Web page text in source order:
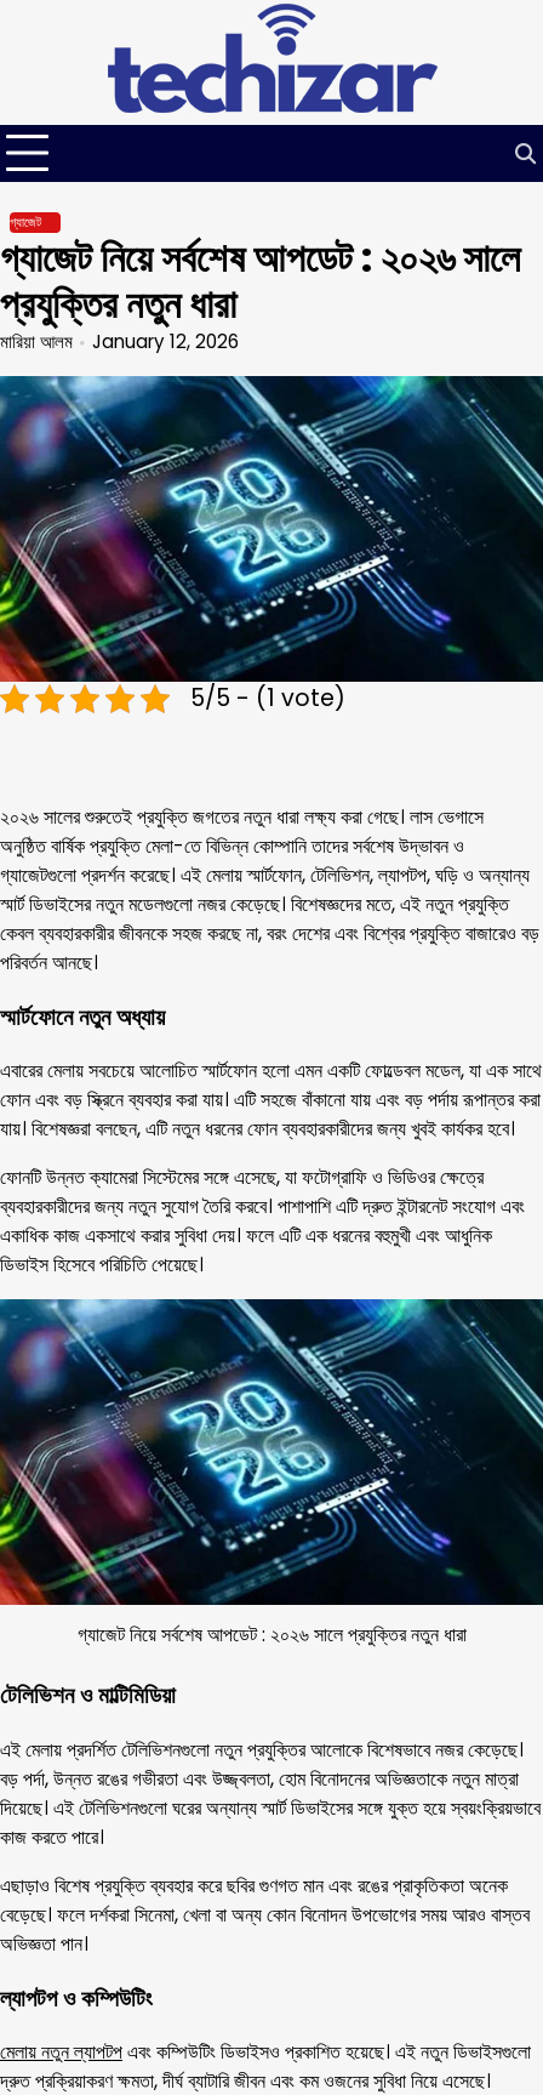
গ্যাজেট
গ্যাজেট নিয়ে সর্বশেষ আপডেট : ২০২৬ সালে
প্রযুক্তির নতুন ধারা
মারিয়া আলম January 12, 2026
5/5 - (1 vote)
২০২৬ সালের শুরুতেই প্রযুক্তি জগতের নতুন ধারা লক্ষ্য করা গেছে। লাস ভেগাসে
অনুষ্ঠিত বার্ষিক প্রযুক্তি মেলা-তে বিভিন্ন কোম্পানি তাদের সর্বশেষ উদ্ভাবন ও
গ্যাজেটগুলো প্রদর্শন করেছে। এই মেলায় স্মার্টফোন, টেলিভিশন, ল্যাপটপ, ঘড়ি ও অন্যান্য
স্মার্ট ডিভাইসের নতুন মডেলগুলো নজর কেড়েছে। বিশেষজ্ঞদের মতে, এই নতুন প্রযুক্তি
কেবল ব্যবহারকারীর জীবনকে সহজ করছে না, বরং দেশের এবং বিশ্বের প্রযুক্তি বাজারেও বড়
পরিবর্তন আনছে।
স্মার্টফোনে নতুন অধ্যায়
এবারের মেলায় সবচেয়ে আলোচিত স্মার্টফোন হলো এমন একটি ফোল্ডেবল মডেল, যা এক সাথে
ফোন এবং বড় স্ক্রিনে ব্যবহার করা যায়। এটি সহজে বাঁকানো যায় এবং বড় পর্দায় রূপান্তর করা
যায়। বিশেষজ্ঞরা বলছেন, এটি নতুন ধরনের ফোন ব্যবহারকারীদের জন্য খুবই কার্যকর হবে।
ফোনটি উন্নত ক্যামেরা সিস্টেমের সঙ্গে এসেছে, যা ফটোগ্রাফি ও ভিডিওর ক্ষেত্রে
ব্যবহারকারীদের জন্য নতুন সুযোগ তৈরি করবে। পাশাপাশি এটি দ্রুত ইন্টারনেট সংযোগ এবং
একাধিক কাজ একসাথে করার সুবিধা দেয়। ফলে এটি এক ধরনের বহুমুখী এবং আধুনিক
ডিভাইস হিসেবে পরিচিতি পেয়েছে।
গ্যাজেট নিয়ে সর্বশেষ আপডেট : ২০২৬ সালে প্রযুক্তির নতুন ধারা
টেলিভিশন ও মাল্টিমিডিয়া
এই মেলায় প্রদর্শিত টেলিভিশনগুলো নতুন প্রযুক্তির আলোকে বিশেষভাবে নজর কেড়েছে।
বড় পর্দা, উন্নত রঙের গভীরতা এবং উজ্জ্বলতা, হোম বিনোদনের অভিজ্ঞতাকে নতুন মাত্রা
দিয়েছে। এই টেলিভিশনগুলো ঘরের অন্যান্য স্মার্ট ডিভাইসের সঙ্গে যুক্ত হয়ে স্বয়ংক্রিয়ভাবে
কাজ করতে পারে।
এছাড়াও বিশেষ প্রযুক্তি ব্যবহার করে ছবির গুণগত মান এবং রঙের প্রাকৃতিকতা অনেক
বেড়েছে। ফলে দর্শকরা সিনেমা, খেলা বা অন্য কোন বিনোদন উপভোগের সময় আরও বাস্তব
অভিজ্ঞতা পান।
ল্যাপটপ ও কম্পিউটিং
মেলায় নতুন ল্যাপটপএবং কম্পিউটিং ডিভাইসও প্রকাশিত হয়েছে। এই নতুন ডিভাইসগুলো
দ্রুত প্রক্রিয়াকরণ ক্ষমতা, দীর্ঘ ব্যাটারি জীবন এবং কম ওজনের সুবিধা নিয়ে এসেছে।